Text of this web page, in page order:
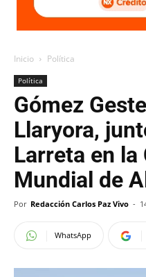
Inicio Política
Política
Gómez
Llaryora,
Larreta en la
Mundial de
Por Redacción Carlos Paz Vivo -
WhatsApp